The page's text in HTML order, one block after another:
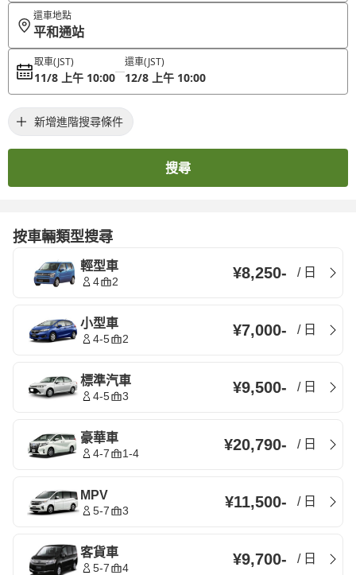
還車地點
平和通站
取車(JST)
11/8 上午 10:00
還車(JST)
12/8 上午 10:00
新增進階搜尋條件
搜尋
按車輛類型搜尋
輕型車
4 2 ¥8,250- / 日
小型車
4-5 2 ¥7,000- / 日
標準汽車
4-5 3 ¥9,500- / 日
豪華車
4-7 1-4 ¥20,790- / 日
MPV
5-7 3 ¥11,500- / 日
客貨車
5-7 4 ¥9,700- / 日